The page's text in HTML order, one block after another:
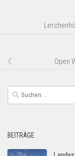
Open
Suchen
nach:
BEITRÄGE